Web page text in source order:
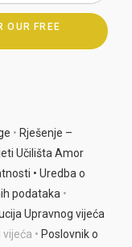
OUR FREE
• Rješenje –
Učilišta Amor
• Uredba o
podataka •
Upravnog vijeća
• Poslovnik o